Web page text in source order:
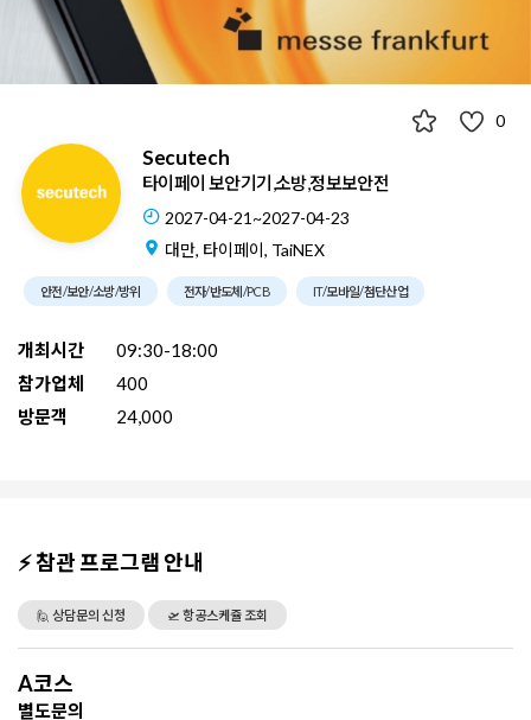
0
Secutech
타이페이 보안기기,소방,정보보안전
2027-04-21~2027-04-23
대만, 타이페이, TaiNEX
안전/보안/소방/방위 전자/반도체/PCB IT/모바일/첨단산업
개최시간
09:30-18:00
참가업체
400
방문객
24,000
⚡ 참관 프로그램 안내
🙋 상담문의 신청 🛫 항공스케쥴 조회
A코스
별도문의